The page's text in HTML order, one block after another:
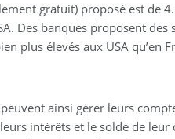
gratuit) proposé est de
Des banques proposent
plus élevés aux USA qu’en
ainsi gérer leurs
intérêts et le solde de